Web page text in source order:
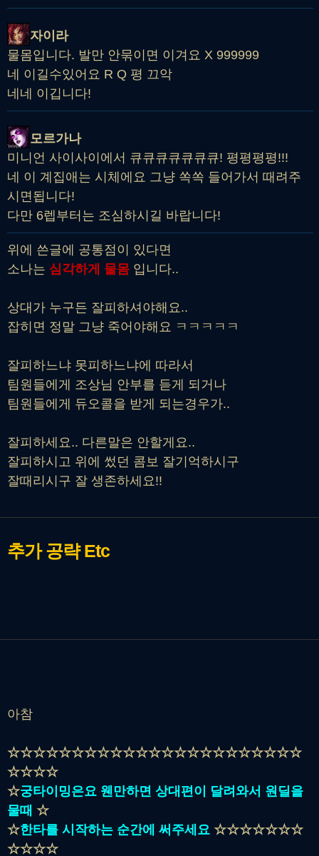
자이라
물몸입니다. 발만 안묶이면 이겨요 X 999999
네 이길수있어요 R Q 평 끄악
네네 이깁니다!
모르가나
미니언 사이사이에서 큐큐큐큐큐큐큐! 평평평평!!!
네 이 계집애는 시체에요 그냥 쏙쏙 들어가서 때려주
시면됩니다!
다만 6렙부터는 조심하시길 바랍니다!
위에 쓴글에 공통점이 있다면
소나는 심각하게 물몸 입니다..
상대가 누구든 잘피하셔야해요..
잡히면 정말 그냥 죽어야해요 ㅋㅋㅋㅋㅋ
잘피하느냐 못피하느냐에 따라서
팀원들에게 조상님 안부를 듣게 되거나
팀원들에게 듀오콜을 받게 되는경우가..
잘피하세요.. 다른말은 안할게요..
잘피하시고 위에 썼던 콤보 잘기억하시구
잘때리시구 잘 생존하세요!!
추가 공략Etc
아참
☆☆☆☆☆☆☆☆☆☆☆☆☆☆☆☆☆☆☆☆☆☆☆
☆☆☆☆
☆궁타이밍은요 웬만하면 상대편이 달려와서 원딜을
물때 ☆
☆한타를 시작하는 순간에 써주세요 ☆☆☆☆☆☆☆
☆☆☆☆